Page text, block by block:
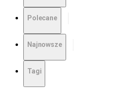
Polecane
Najnowsze
Tagi